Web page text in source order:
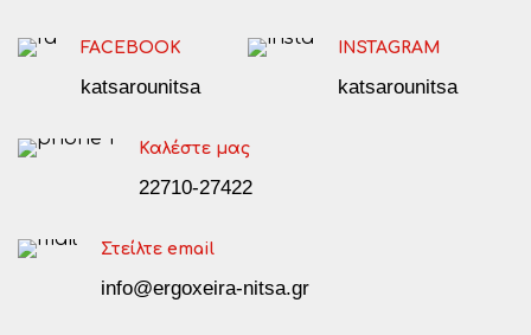
FACEBOOK
katsarounitsa
INSTAGRAM
katsarounitsa
Καλέστε μας
22710-27422
Στείλτε email
info@ergoxeira-nitsa.gr